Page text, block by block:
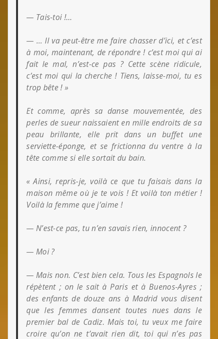
— Tais-toi !…
— … Il va peut-être me faire chasser d’ici, et c’est
à moi, maintenant, de répondre ! c’est moi qui ai
fait le mal, n’est-ce pas ? Cette scène ridicule,
c’est moi qui la cherche ! Tiens, laisse-moi, tu es
trop bête ! »
Et comme, après sa danse mouvementée, des
perles de sueur naissaient en mille endroits de sa
peau brillante, elle prit dans un buffet une
serviette-éponge, et se frictionna du ventre à la
tête comme si elle sortait du bain.
« Ainsi, repris-je, voilà ce que tu faisais dans la
maison même où je te vois ! Et voilà ton métier !
Voilà la femme que j’aime !
— N’est-ce pas, tu n’en savais rien, innocent ?
— Moi ?
— Mais non. C’est bien cela. Tous les Espagnols le
répètent ; on le sait à Paris et à Buenos-Ayres ;
des enfants de douze ans à Madrid vous disent
que les femmes dansent toutes nues dans le
premier bal de Cadiz. Mais toi, tu veux me faire
croire qu’on ne t’avait rien dit, toi qui n’es pas